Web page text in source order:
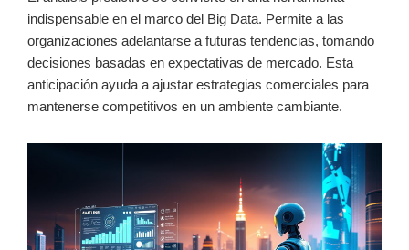
indispensable en el marco del Big Data. Permite a las
organizaciones adelantarse a futuras tendencias, tomando
decisiones basadas en expectativas de mercado. Esta
anticipación ayuda a ajustar estrategias comerciales para
mantenerse competitivos en un ambiente cambiante.